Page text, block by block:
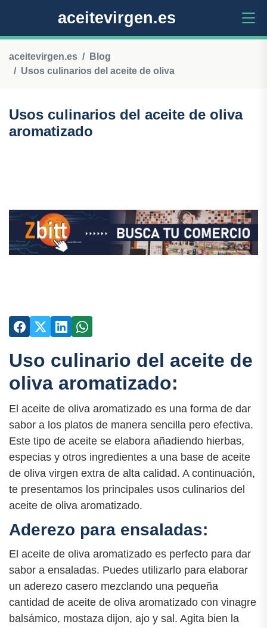
aceitevirgen.es
aceitevirgen.es
Blog
Usos culinarios del aceite de oliva
Usos culinarios del aceite de oliva
aromatizado
Uso culinario del aceite de
oliva aromatizado:
El aceite de oliva aromatizado es una forma de dar
sabor a los platos de manera sencilla pero efectiva.
Este tipo de aceite se elabora añadiendo hierbas,
especias y otros ingredientes a una base de aceite
de oliva virgen extra de alta calidad. A continuación,
te presentamos los principales usos culinarios del
aceite de oliva aromatizado.
Aderezo para ensaladas:
El aceite de oliva aromatizado es perfecto para dar
sabor a ensaladas. Puedes utilizarlo para elaborar
un aderezo casero mezclando una pequeña
cantidad de aceite de oliva aromatizado con vinagre
balsámico, mostaza dijon, ajo y sal. Agita bien la